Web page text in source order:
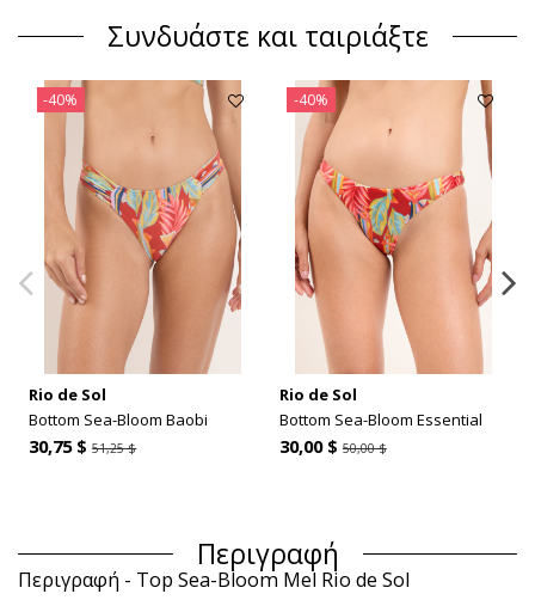
Συνδυάστε και ταιριάξτε
-40%
Rio de Sol
Bottom Sea-Bloom Baobi
30,75 $51,25 $
-40%
Rio de Sol
Bottom Sea-Bloom Essential
30,00 $ 50,00 $
Περιγραφή
Περιγραφή - Top Sea-Bloom Mel Rio de Sol